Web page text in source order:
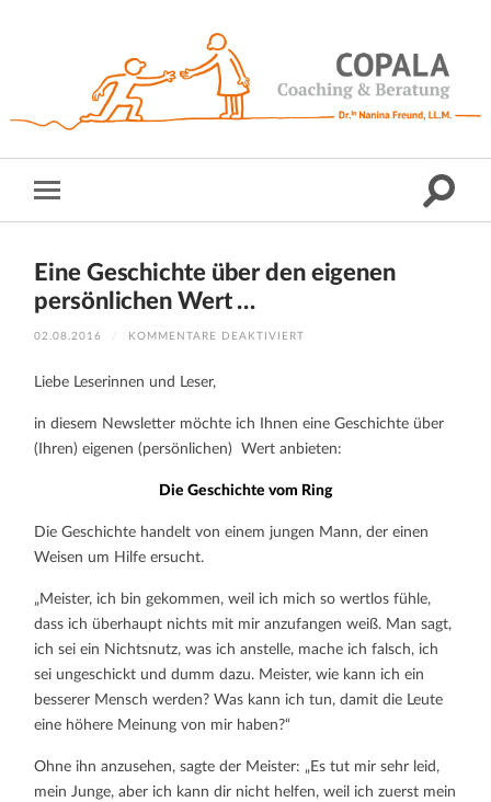
Eine Geschichte über den eigenen
persönlichen Wert …
02.08.2016 / KOMMENTARE DEAKTIVIERT
PERSÖNLICHEN
WERT
…
Liebe Leserinnen und Leser,
in diesem Newsletter möchte ich Ihnen eine Geschichte über
(Ihren) eigenen (persönlichen) Wert anbieten:
Die Geschichte vom Ring
Die Geschichte handelt von einem jungen Mann, der einen
Weisen um Hilfe ersucht.
„Meister, ich bin gekommen, weil ich mich so wertlos fühle,
dass ich überhaupt nichts mit mir anzufangen weiß. Man sagt,
ich sei ein Nichtsnutz, was ich anstelle, mache ich falsch, ich
sei ungeschickt und dumm dazu. Meister, wie kann ich ein
besserer Mensch werden? Was kann ich tun, damit die Leute
eine höhere Meinung von mir haben?“
Ohne ihn anzusehen, sagte der Meister: „Es tut mir sehr leid,
mein Junge, aber ich kann dir nicht helfen, weil ich zuerst mein